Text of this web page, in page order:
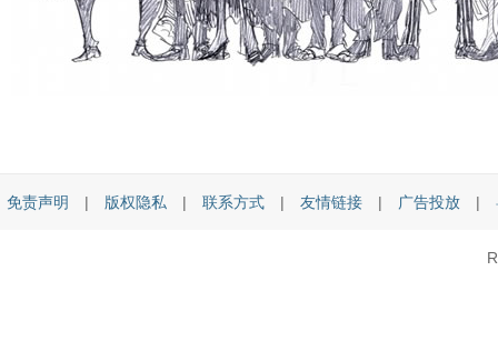
免责声明 | 版权隐私 | 联系方式 | 友情链接 | 广告投放 |